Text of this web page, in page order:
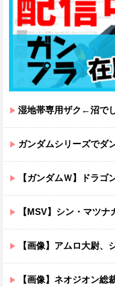
湿地帯専用ザク←沼でしか使
ガンダムシリーズでダントツ
【ガンダムＷ】ドラゴンハングって
【MSV】シン・マツナ
【画像】アムロ大尉、シャアに対
【画像】ネオジオン総裁「この暖か